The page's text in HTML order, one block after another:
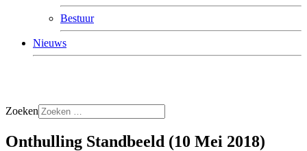
Bestuur
Nieuws
Zoeken
Onthulling Standbeeld (10 Mei 2018)